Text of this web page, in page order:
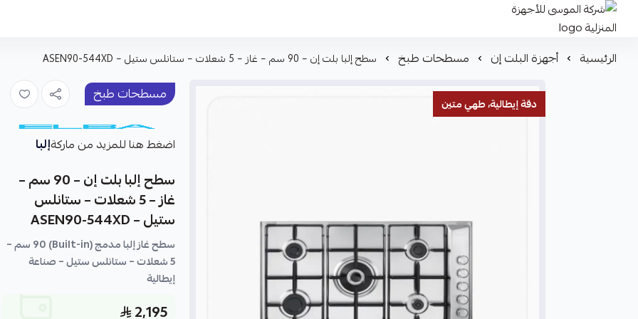
شركة الموسى للأجهزة المنزلية
الرئيسية أجهزة البلت إن مسطحات طبخ سطح إلبا بلت إن – 90 سم – غاز – 5 شعلات – ستانلس ستيل – ASEN90-544XD
دقة إيطالية، طهي متين مسطحات طبخ
اضغط هنا للمزيد من ماركةإلبا
سطح إلبا بلت إن – 90 سم –
غاز – 5 شعلات – ستانلس
ستيل – ASEN90-544XD
سطح غاز إلبا مدمج (Built-in) 90 سم –
5 شعلات – ستانلس ستيل – صناعة
إيطالية
2,195